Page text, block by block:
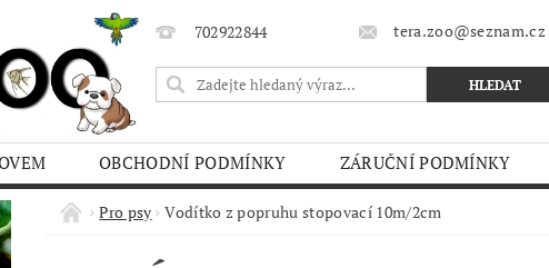
702922844 tera.zoo@seznam.cz
OBCHODNÍ PODMÍNKY ZÁRUČNÍ PODMÍNKY
TERAZOO TRHY
Pro psy Vodítko z popruhu stopovací 10m/2cm